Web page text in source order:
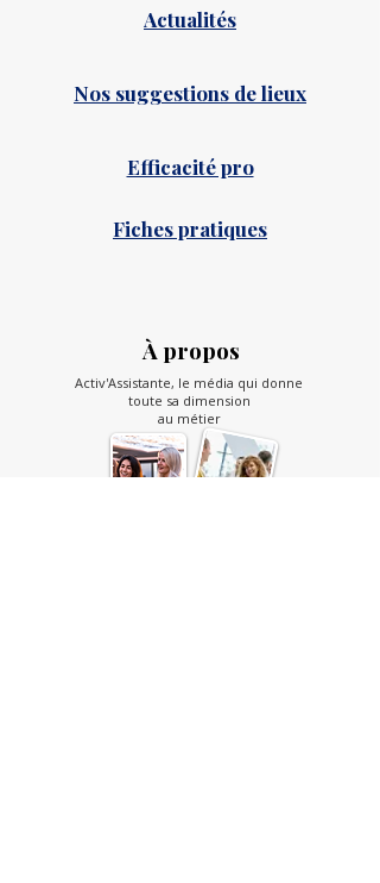
Actualités
Nos suggestions de lieux
Efficacité pro
Fiches pratiques
Activ'Assistante, le média qui donne
toute sa dimension
au métier
À propos